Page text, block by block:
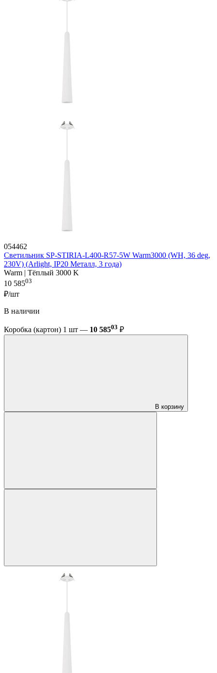
054462
Светильник SP-STIRIA-L400-R57-5W Warm3000 (WH, 36 deg,
230V) (Arlight, IP20 Металл, 3 года)
Warm | Тёплый 3000 K
10 58503
₽/шт
В наличии
Коробка (картон) 1 шт — 10 58503 ₽
В корзину